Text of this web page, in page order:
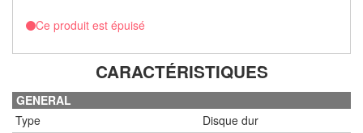
Ce produit est épuisé
CARACTÉRISTIQUES
GENERAL
Type
Disque dur